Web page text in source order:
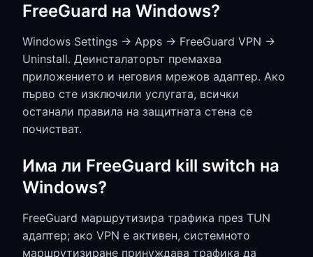
FreeGuard на Windows?
Windows Settings → Apps → FreeGuard VPN →
Uninstall. Деинсталаторът премахва
приложението и неговия мрежов адаптер. Ако
първо сте изключили услугата, всички
останали правила на защитната стена се
почистват.
Има ли FreeGuard kill switch на
Windows?
FreeGuard маршрутизира трафика през TUN
адаптер; ако VPN е активен, системното
маршрутизиране принуждава трафика да